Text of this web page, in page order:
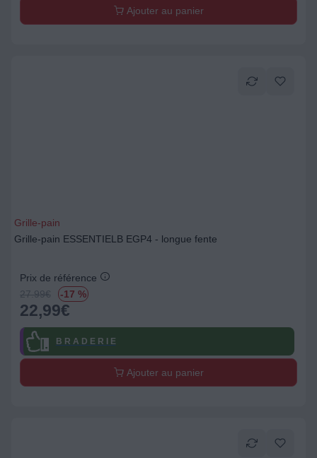
Ajouter au panier
Grille-pain
Grille-pain ESSENTIELB EGP4 - longue fente
Prix de référence
27.99€ -17 %
22,99€
B R A D E R I E
Ajouter au panier